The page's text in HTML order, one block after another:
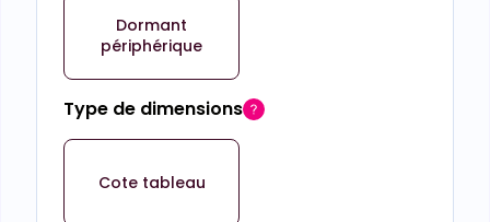
Dormant
périphérique
Type de dimensions
Cote tableau